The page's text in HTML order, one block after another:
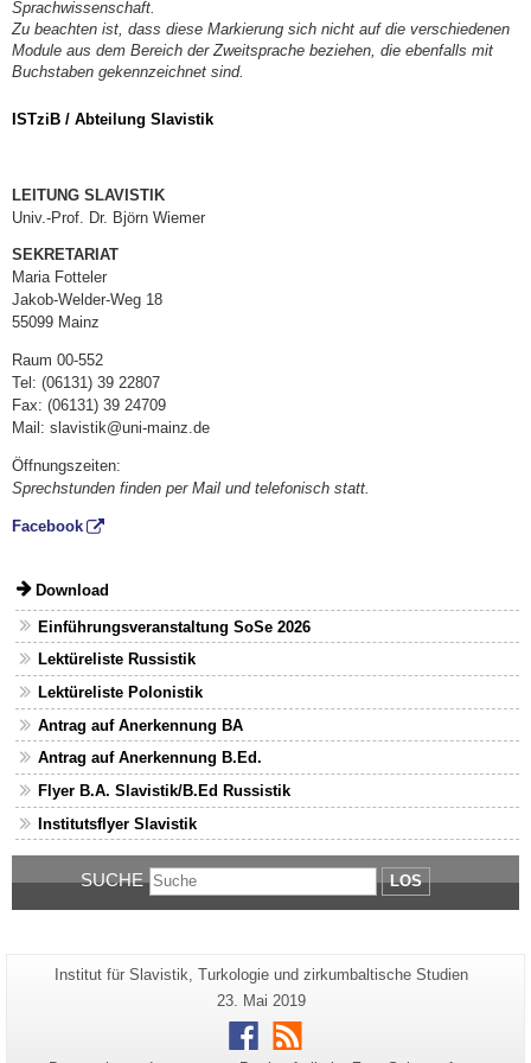
Sprachwissenschaft.
Zu beachten ist, dass diese Markierung sich nicht auf die verschiedenen
Module aus dem Bereich der Zweitsprache beziehen, die ebenfalls mit
Buchstaben gekennzeichnet sind.
ISTziB / Abteilung Slavistik
LEITUNG SLAVISTIK
Univ.-Prof. Dr. Björn Wiemer
SEKRETARIAT
Maria Fotteler
Jakob-Welder-Weg 18
55099 Mainz
Raum 00-552
Tel: (06131) 39 22807
Fax: (06131) 39 24709
Mail: slavistik@uni-mainz.de
Öffnungszeiten:
Sprechstunden finden per Mail und telefonisch statt.
Facebook
Download
Einführungsveranstaltung SoSe 2026
Lektüreliste Russistik
Lektüreliste Polonistik
Antrag auf Anerkennung BA
Antrag auf Anerkennung B.Ed.
Flyer B.A. Slavistik/B.Ed Russistik
Institutsflyer Slavistik
SUCHE LOS
Zusätzliche
Informationen
zu
dieser
Seiten-
Institut für Slavistik, Turkologie und zirkumbaltische Studien
Letzte
Aktualisierung:
23. Mai 2019
Facebook
RSS